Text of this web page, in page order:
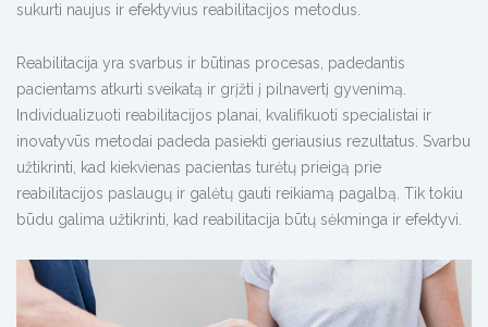
sukurti naujus ir efektyvius reabilitacijos metodus.
Reabilitacija yra svarbus ir būtinas procesas, padedantis
pacientams atkurti sveikatą ir grįžti į pilnavertį gyvenimą.
Individualizuoti reabilitacijos planai, kvalifikuoti specialistai ir
inovatyvūs metodai padeda pasiekti geriausius rezultatus. Svarbu
užtikrinti, kad kiekvienas pacientas turėtų prieigą prie
reabilitacijos paslaugų ir galėtų gauti reikiamą pagalbą. Tik tokiu
būdu galima užtikrinti, kad reabilitacija būtų sėkminga ir efektyvi.